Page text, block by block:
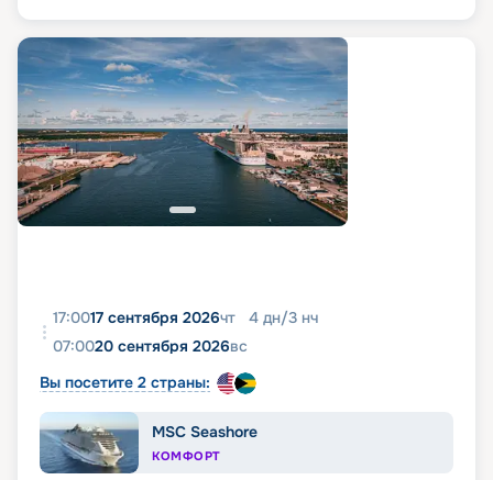
17:0017 сентября 2026чт 4 дн/3 нч
07:0020 сентября 2026вс
Вы посетите 2 страны:
MSC Seashore
КОМФОРТ